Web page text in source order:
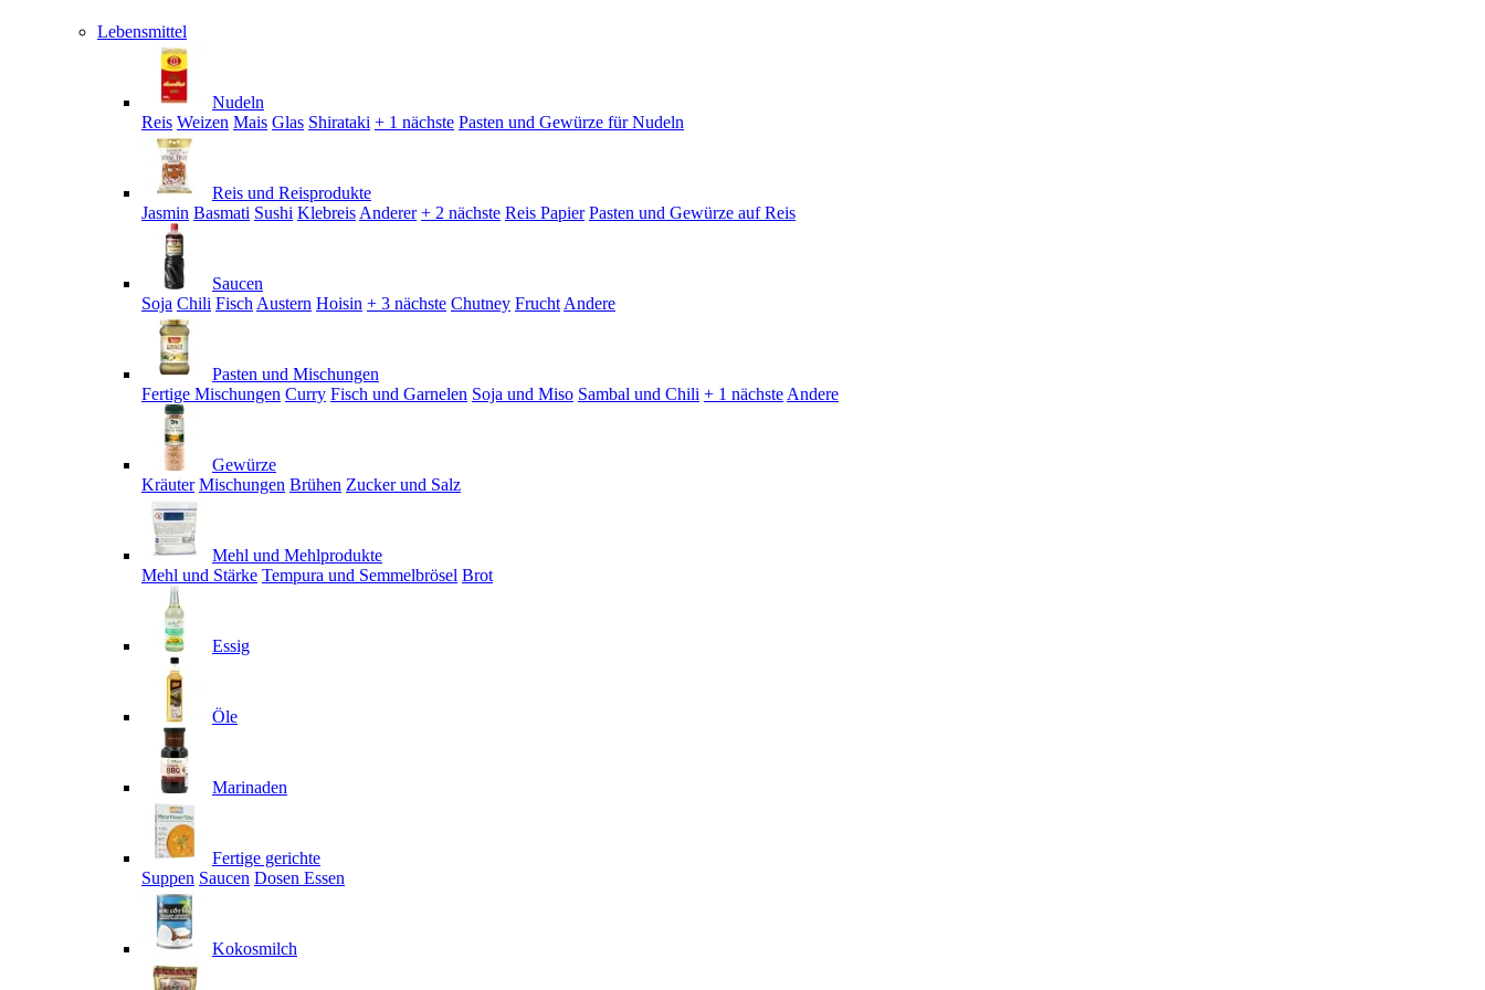
Lebensmittel
Nudeln
Reis Weizen Mais Glas Shirataki + 1 nächste Pasten und Gewürze für Nudeln
Reis und Reisprodukte
Jasmin Basmati Sushi Klebreis Anderer + 2 nächste Reis Papier Pasten und Gewürze auf Reis
Saucen
Soja Chili Fisch Austern Hoisin + 3 nächste Chutney Frucht Andere
Pasten und Mischungen
Fertige Mischungen Curry Fisch und Garnelen Soja und Miso Sambal und Chili + 1 nächste Andere
Gewürze
Kräuter Mischungen Brühen Zucker und Salz
Mehl und Mehlprodukte
Mehl und Stärke Tempura und Semmelbrösel Brot
Essig
Öle
Marinaden
Fertige gerichte
Suppen Saucen Dosen Essen
Kokosmilch